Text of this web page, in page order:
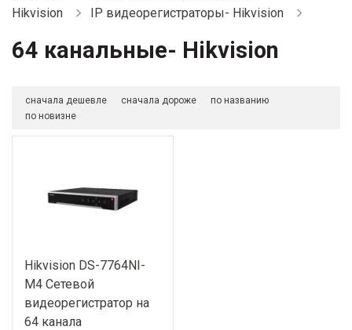
Hikvision
IP видеорегистраторы- Hikvision
64 канальные- Hikvision
сначала дешевле сначала дороже
по названию
по новизне
Hikvision DS-7764NI-
M4 Сетевой
видеорегистратор на
64 канала